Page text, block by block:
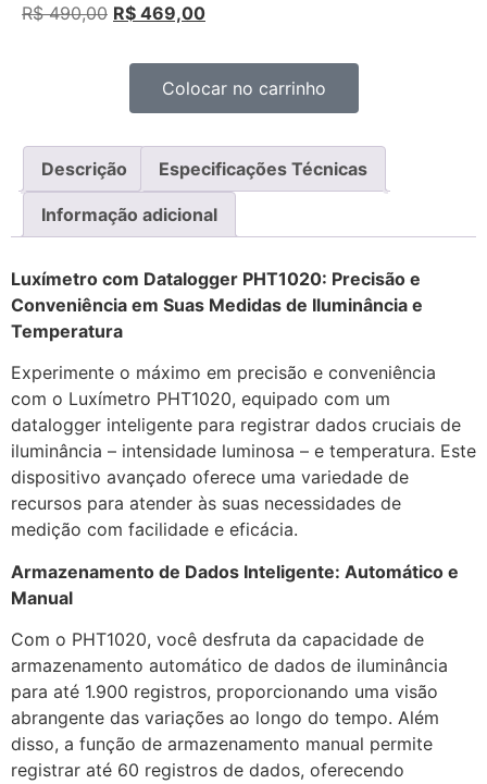
R$490,00 R$ 469,00
Colocar no carrinho
Descrição Especificações Técnicas
Informação adicional
Luxímetro com Datalogger PHT1020: Precisão e
Conveniência em Suas Medidas de Iluminância e
Temperatura
Experimente o máximo em precisão e conveniência
com o Luxímetro PHT1020, equipado com um
datalogger inteligente para registrar dados cruciais de
iluminância – intensidade luminosa – e temperatura. Este
dispositivo avançado oferece uma variedade de
recursos para atender às suas necessidades de
medição com facilidade e eficácia.
Armazenamento de Dados Inteligente: Automático e
Manual
Com o PHT1020, você desfruta da capacidade de
armazenamento automático de dados de iluminância
para até 1.900 registros, proporcionando uma visão
abrangente das variações ao longo do tempo. Além
disso, a função de armazenamento manual permite
registrar até 60 registros de dados, oferecendo